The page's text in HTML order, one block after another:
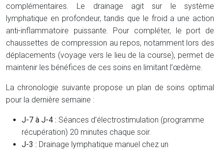
complémentaires. Le drainage agit sur le système
lymphatique en profondeur, tandis que le froid a une action
anti-inflammatoire puissante. Pour compléter, le port de
chaussettes de compression au repos, notamment lors des
déplacements (voyage vers le lieu de la course), permet de
maintenir les bénéfices de ces soins en limitant l’œdème.
La chronologie suivante propose un plan de soins optimal
pour la dernière semaine :
J-7 à J-4 : Séances d’électrostimulation (programme
récupération) 20 minutes chaque soir.
J-3 : Drainage lymphatique manuel chez un